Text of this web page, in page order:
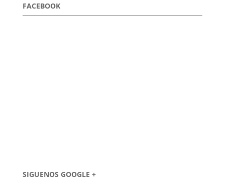
FACEBOOK
SIGUENOS GOOGLE +